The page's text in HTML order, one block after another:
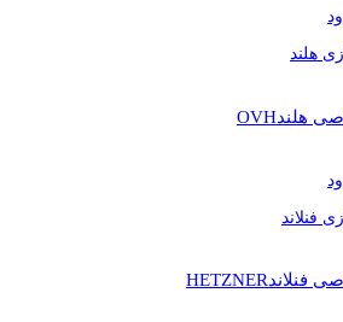
هلندOVH
فنلاندHETZNER